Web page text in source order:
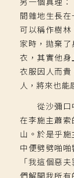
間雜地生長
可以稱作樹
家時，拋棄
衣，其實他身
衣服因人而
人，將來也能
從沙彌口
在李施主蕭
山。於是乎
中便劈劈啪啪
「我這個惡
們解開我所